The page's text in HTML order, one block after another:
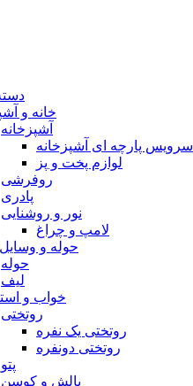
خانه و
آشپزخانه
سرویس پارچه ای آشپزخانه
لوازم پخت و پز
روفرشی
پا‌دری
نور و روشنایی
لامپ و چراغ
حوله و
حوله
لیف
خواب و
روتختی
روتختی یک نفره
روتختی دونفره
پتو
بالش و کوسن